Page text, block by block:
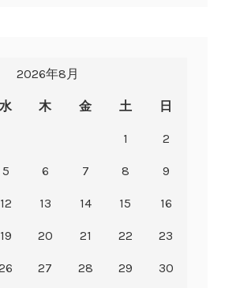
2026年8月
水 木 金 土 日
1 2
5 6 7 8 9
12 13 14 15 16
19 20 21 22 23
27 28 29 30